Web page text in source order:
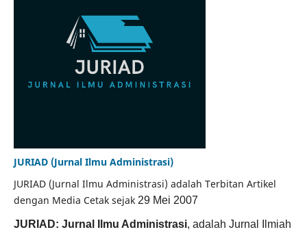
JURIAD (Jurnal Ilmu Administrasi)
JURIAD (Jurnal Ilmu Administrasi) adalah Terbitan Artikel
dengan Media Cetak sejak 29 Mei 2007
JURIAD: Jurnal Ilmu Administrasi, adalah Jurnal Ilmiah